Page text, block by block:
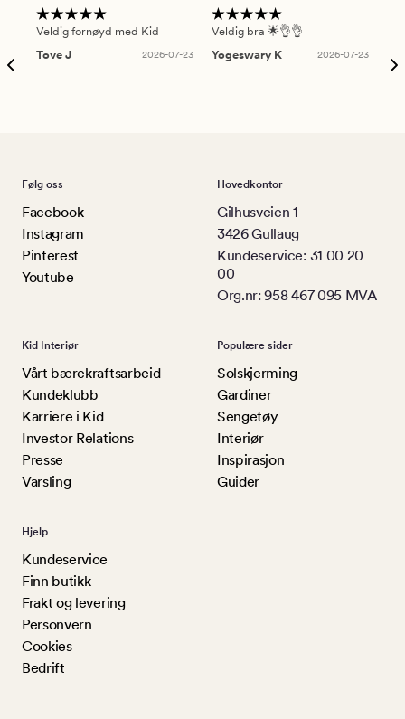
Veldig fornøyd med Kid
Tove J
2026-07-23
Veldig bra 🌟👌👌
Yogeswary K
2026-07-23
Følg oss
Facebook
Instagram
Pinterest
Youtube
Hovedkontor
Gilhusveien 1
3426 Gullaug
Kundeservice: 31 00 20
00
Org.nr: 958 467 095 MVA
Kid Interiør
Vårt bærekraftsarbeid
Kundeklubb
Karriere i Kid
Investor Relations
Presse
Varsling
Populære sider
Solskjerming
Gardiner
Sengetøy
Interiør
Inspirasjon
Guider
Hjelp
Kundeservice
Finn butikk
Frakt og levering
Personvern
Cookies
Bedrift